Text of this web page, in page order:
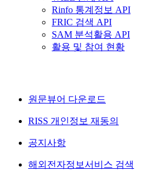
Rinfo 통계정보 API
FRIC 검색 API
SAM 분석활용 API
활용 및 참여 현황
원문뷰어 다운로드
RISS 개인정보 재동의
공지사항
해외전자정보서비스 검색